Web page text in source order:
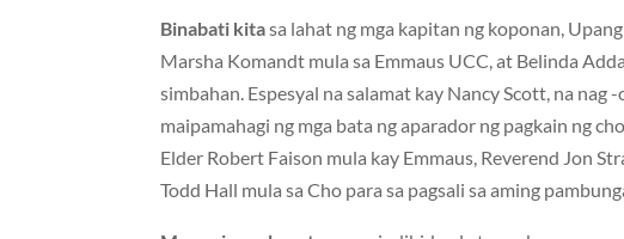
Binabati kitasa lahat ng mga kapitan ng koponan,
Marsha Komandt mula sa Emmaus UCC, at Belinda
simbahan. Espesyal na salamat kay Nancy Scott, na nag
maipamahagi ng mga bata ng aparador ng pagkain ng
Elder Robert Faison mula kay Emmaus, Reverend Jon
Todd Hall mula sa Cho para sa pagsali sa aming